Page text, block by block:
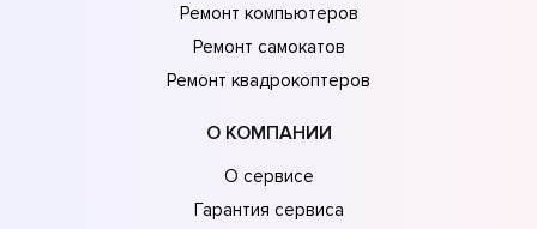
Ремонт компьютеров
Ремонт самокатов
Ремонт квадрокоптеров
О КОМПАНИИ
О сервисе
Гарантия сервиса